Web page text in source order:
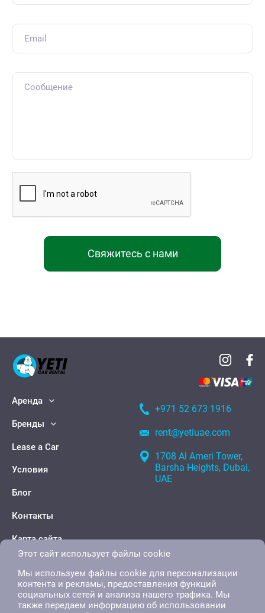
Свяжитесь с нами
Аренда
Бренды
Lease a Car
Условия
Блог
Контакты
Карта сайта
+971 52 673 1916
rent@yetiuae.com
1708 Al Ameri Tower,
Barsha Heights, Dubai,
UAE
Этот сайт использует файлы cookie
Мы используем файлы cookie для персонализации
контента и рекламы, предоставления функций
социальных сетей и анализа нашего трафика. Мы
также передаем информацию об использовании